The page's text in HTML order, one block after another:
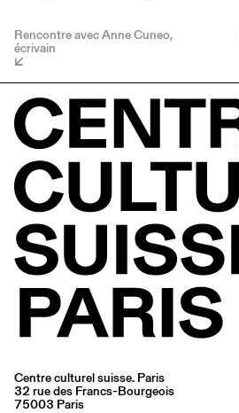
Rencontre avec Anne Cuneo,
écrivain
Centre culturel suisse. Paris
32 rue des Francs-Bourgeois
75003 Paris